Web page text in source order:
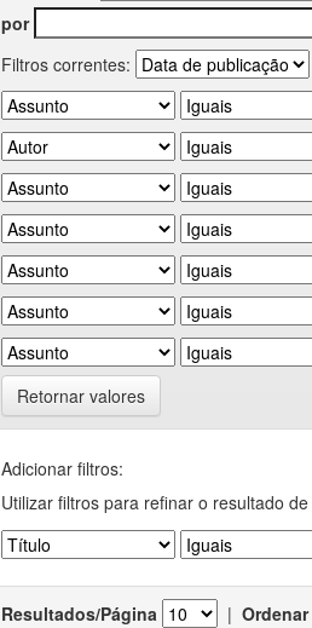
por
Filtros correntes:
Retornar valores
Adicionar filtros:
Utilizar filtros para refinar o resultado
Resultados/Página |